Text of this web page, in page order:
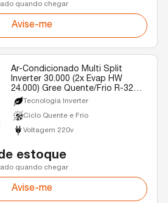
quando chegar
Avise-me
Ar-Condicionado Multi Split
Inverter 30.000 (2x Evap HW
24.000) Gree Quente/Frio R-32
220vTecnologia Inverter
Ciclo Quente e Frio
Voltagem 220v
estoque
quando chegar
Avise-me